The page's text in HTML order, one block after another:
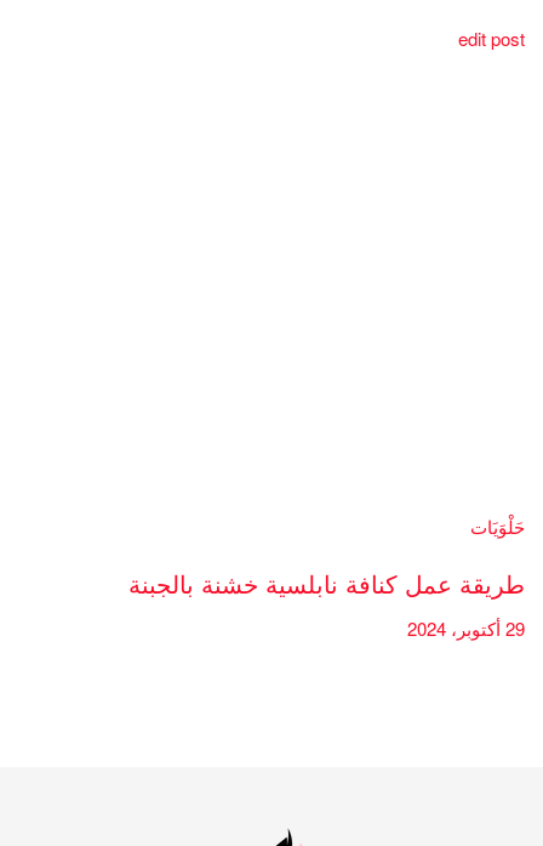
edit post
حَلْوَيَات
طريقة عمل كنافة نابلسية خشنة بالجبنة
29 أكتوبر، 2024